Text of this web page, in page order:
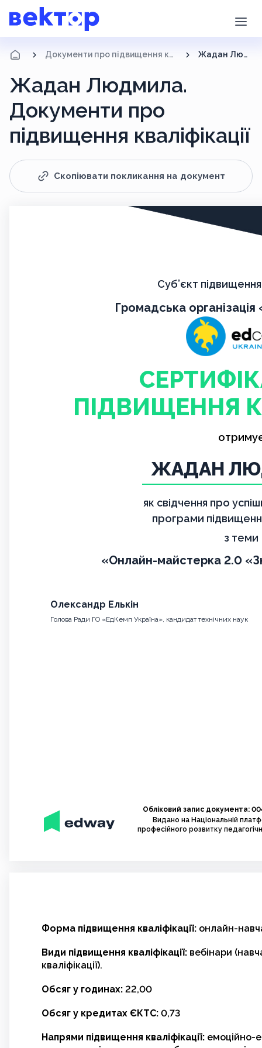
Документи про підвищення кваліфікації Жадан Людмила
Жадан Людмила.
Документи про
підвищення кваліфікації
Скопіювати покликання на документ
Суб’єкт підвищення
Громадська
ПІДВИЩЕННЯ
ЖАДАН
як свідчення про
програми
з теми
«Онлайн-майстерка 2.0
Олександр Елькін
Голова Ради ГО «ЕдКемп Україна», кандидат технічних наук
Обліковий запис документа:
Видано на Національній
професійного розвитку
Форма підвищення кваліфікації: онлайн-
Види підвищення кваліфікації: вебінари
кваліфікації).
Обсяг у годинах: 22,00
Обсяг у кредитах ЄКТС: 0,73
Напрями підвищення кваліфікації: емоційно-